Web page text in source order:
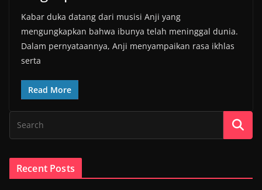
Kabar duka datang dari musisi Anji yang
mengungkapkan bahwa ibunya telah meninggal dunia.
Dalam pernyataannya, Anji menyampaikan rasa ikhlas
serta
Read More
Recent Posts